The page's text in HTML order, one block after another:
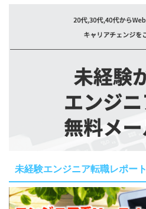
未経験エンジニア転職レポート